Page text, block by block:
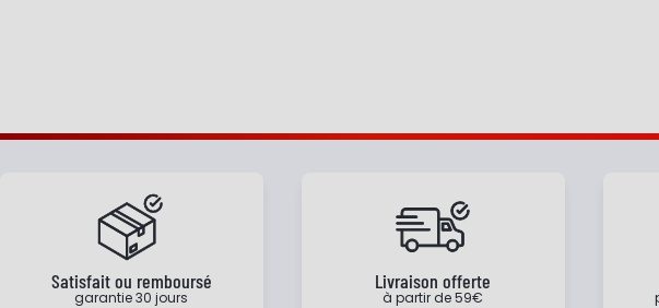
Satisfait ou remboursé
garantie 30 jours
Livraison offerte
à partir de 59€